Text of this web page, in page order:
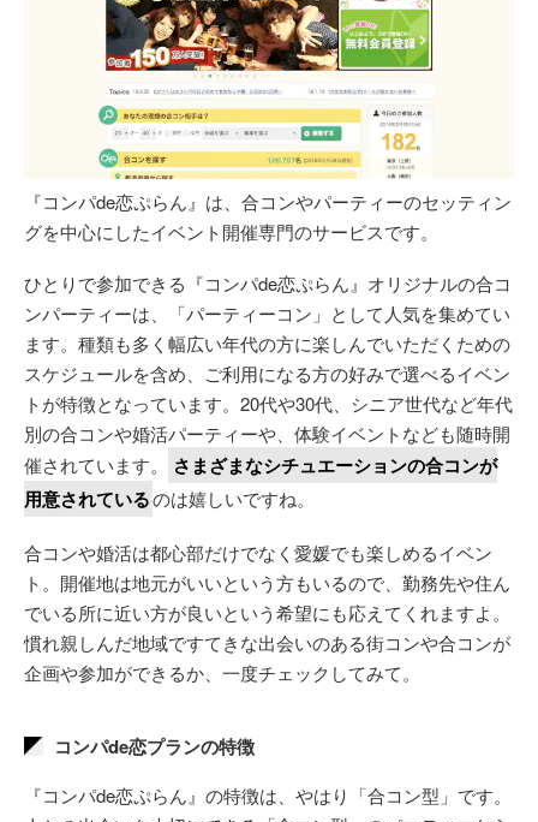
『コンパde恋ぷらん』は、合コンやパーティーのセッティン
グを中心にしたイベント開催専門のサービスです。
ひとりで参加できる『コンパde恋ぷらん』オリジナルの合コ
ンパーティーは、「パーティーコン」として人気を集めてい
ます。種類も多く幅広い年代の方に楽しんでいただくための
スケジュールを含め、ご利用になる方の好みで選べるイベン
トが特徴となっています。20代や30代、シニア世代など年代
別の合コンや婚活パーティーや、体験イベントなども随時開
催されています。
さまざまなシチュエーションの合コンが
用意されているのは嬉しいですね。
合コンや婚活は都心部だけでなく愛媛でも楽しめるイベン
ト。開催地は地元がいいという方もいるので、勤務先や住ん
でいる所に近い方が良いという希望にも応えてくれますよ。
慣れ親しんだ地域ですてきな出会いのある街コンや合コンが
企画や参加ができるか、一度チェックしてみて。
コンパde恋プランの特徴
『コンパde恋ぷらん』の特徴は、やはり「合コン型」です。